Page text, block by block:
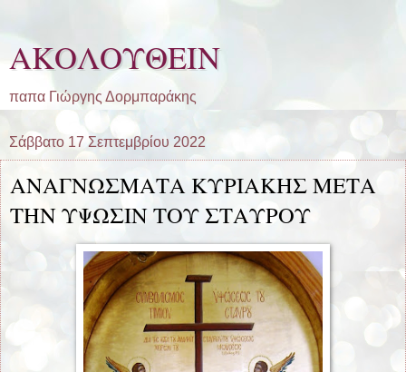
ΑΚΟΛΟΥΘΕΙΝ
παπα Γιώργης Δορμπαράκης
Σάββατο 17 Σεπτεμβρίου 2022
ΑΝΑΓΝΩΣΜΑΤΑ ΚΥΡΙΑΚΗΣ ΜΕΤΑ
ΤΗΝ ΥΨΩΣΙΝ ΤΟΥ ΣΤΑΥΡΟΥ